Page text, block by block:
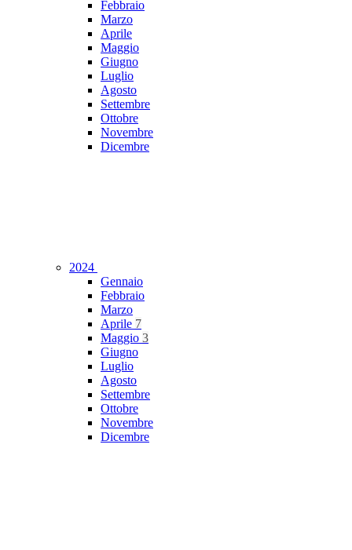
Febbraio
Marzo
Aprile
Maggio
Giugno
Luglio
Agosto
Settembre
Ottobre
Novembre
Dicembre
2024
Gennaio
Febbraio
Marzo
Aprile 7
Maggio 3
Giugno
Luglio
Agosto
Settembre
Ottobre
Novembre
Dicembre